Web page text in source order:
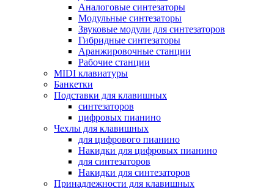
Аналоговые синтезаторы
Модульные синтезаторы
Звуковые модули для синтезаторов
Гибридные синтезаторы
Аранжировочные станции
Рабочие станции
MIDI клавиатуры
Банкетки
Подставки для клавишных
синтезаторов
цифровых пианино
Чехлы для клавишных
для цифрового пианино
Накидки для цифровых пианино
для синтезаторов
Накидки для синтезаторов
Принадлежности для клавишных